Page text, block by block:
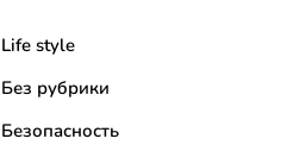
Life style
Без рубрики
Безопасность